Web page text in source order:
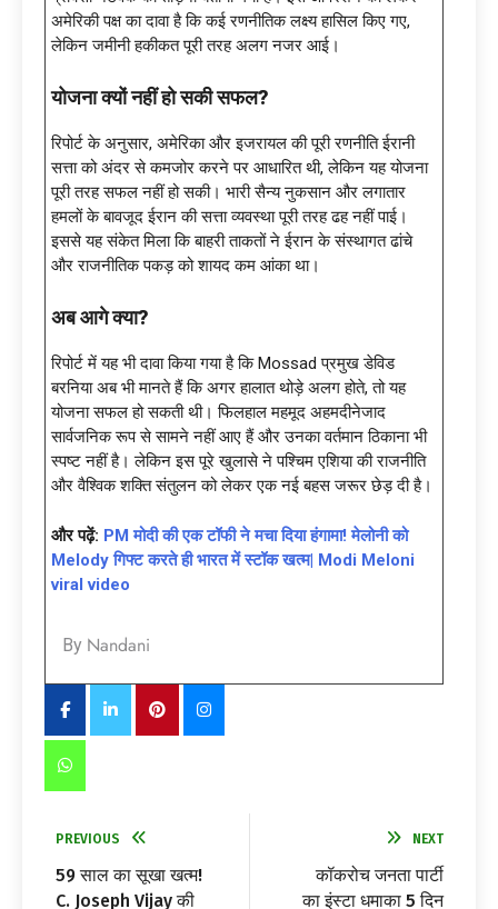
अमेरिकी पक्ष का दावा है कि कई रणनीतिक लक्ष्य हासिल किए गए,
लेकिन जमीनी हकीकत पूरी तरह अलग नजर आई।
योजना क्यों नहीं हो सकी सफल?
रिपोर्ट के अनुसार, अमेरिका और इजरायल की पूरी रणनीति ईरानी
सत्ता को अंदर से कमजोर करने पर आधारित थी, लेकिन यह योजना
पूरी तरह सफल नहीं हो सकी। भारी सैन्य नुकसान और लगातार
हमलों के बावजूद ईरान की सत्ता व्यवस्था पूरी तरह ढह नहीं पाई।
इससे यह संकेत मिला कि बाहरी ताकतों ने ईरान के संस्थागत ढांचे
और राजनीतिक पकड़ को शायद कम आंका था।
अब आगे क्या?
रिपोर्ट में यह भी दावा किया गया है कि Mossad प्रमुख डेविड
बरनिया अब भी मानते हैं कि अगर हालात थोड़े अलग होते, तो यह
योजना सफल हो सकती थी। फिलहाल महमूद अहमदीनेजाद
सार्वजनिक रूप से सामने नहीं आए हैं और उनका वर्तमान ठिकाना भी
स्पष्ट नहीं है। लेकिन इस पूरे खुलासे ने पश्चिम एशिया की राजनीति
और वैश्विक शक्ति संतुलन को लेकर एक नई बहस जरूर छेड़ दी है।
और पढ़ें: PM मोदी की एक टॉफी ने मचा दिया हंगामा! मेलोनी को
Melody गिफ्ट करते ही भारत में स्टॉक खत्म| Modi Meloni
viral video
By Nandani
PREVIOUS
59 साल का सूखा खत्म!
C. Joseph Vijay की
NEXT
कॉकरोच जनता पार्टी
का इंस्टा धमाका 5 दिन